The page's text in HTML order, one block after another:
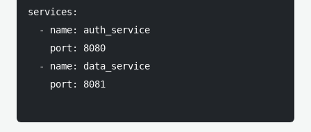
services:
  - name: auth_service
    port: 8080
  - name: data_service
    port: 8081